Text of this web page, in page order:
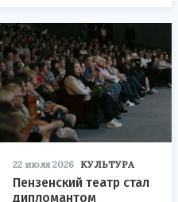
22 июля 2026 КУЛЬТУРА
Пензенский театр стал
дипломантом